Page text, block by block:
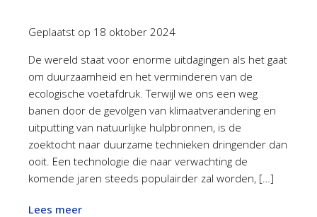
Geplaatst op 18 oktober 2024
De wereld staat voor enorme uitdagingen als het gaat
om duurzaamheid en het verminderen van de
ecologische voetafdruk. Terwijl we ons een weg
banen door de gevolgen van klimaatverandering en
uitputting van natuurlijke hulpbronnen, is de
zoektocht naar duurzame technieken dringender dan
ooit. Een technologie die naar verwachting de
komende jaren steeds populairder zal worden, […]
Lees meer